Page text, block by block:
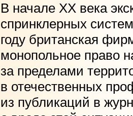
В начале XX века
спринклерных
году британская
монопольное право
за пределами
в отечественных
из публикаций в